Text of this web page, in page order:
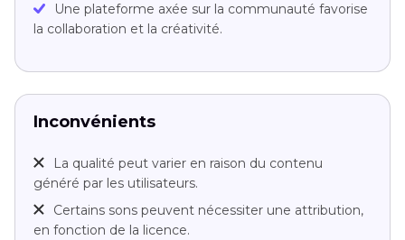
Une plateforme axée sur la communauté favorise
la collaboration et la créativité.
Inconvénients
La qualité peut varier en raison du contenu
généré par les utilisateurs.
Certains sons peuvent nécessiter une attribution,
en fonction de la licence.